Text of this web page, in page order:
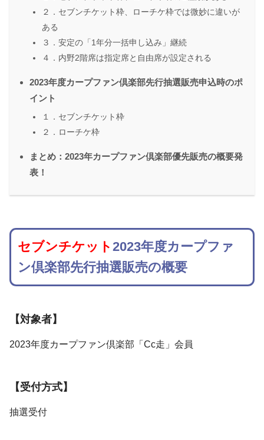
２．セブンチケット枠、ローチケ枠では微妙に違いが
ある
３．安定の「1年分一括申し込み」継続
４．内野2階席は指定席と自由席が設定される
2023年度カープファン倶楽部先行抽選販売申込時のポ
イント
１．セブンチケット枠
２．ローチケ枠
まとめ：2023年カープファン倶楽部優先販売の概要発
表！
セブンチケット2023年度カープファ
ン倶楽部先行抽選販売の概要
【対象者】
2023年度カープファン倶楽部「Cc走」会員
【受付方式】
抽選受付